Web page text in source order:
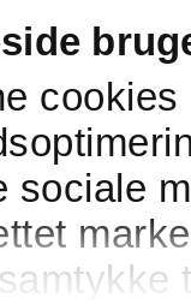
sociale